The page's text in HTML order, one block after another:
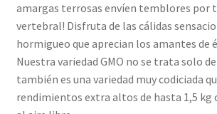
amargas terrosas envíen temblores por
vertebral! Disfruta de las cálidas
hormigueo que aprecian los amantes de
Nuestra variedad GMO no se trata solo
también es una variedad muy codiciada
rendimientos extra altos de hasta 1,5 kg